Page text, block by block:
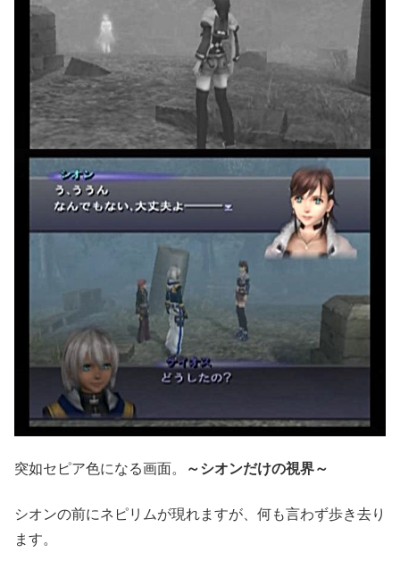
突如セピア色になる画面。 ～シオンだけの視界～
シオンの前にネピリムが現れますが、何も言わず歩き去り
ます。